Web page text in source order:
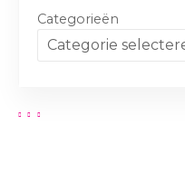
Categorieën